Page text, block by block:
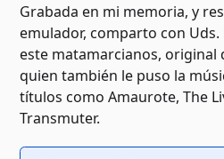
Grabada en mi memoria, y
emulador, comparto con
este matamarcianos, original
quien también le puso la
títulos como Amaurote, The
Transmuter.